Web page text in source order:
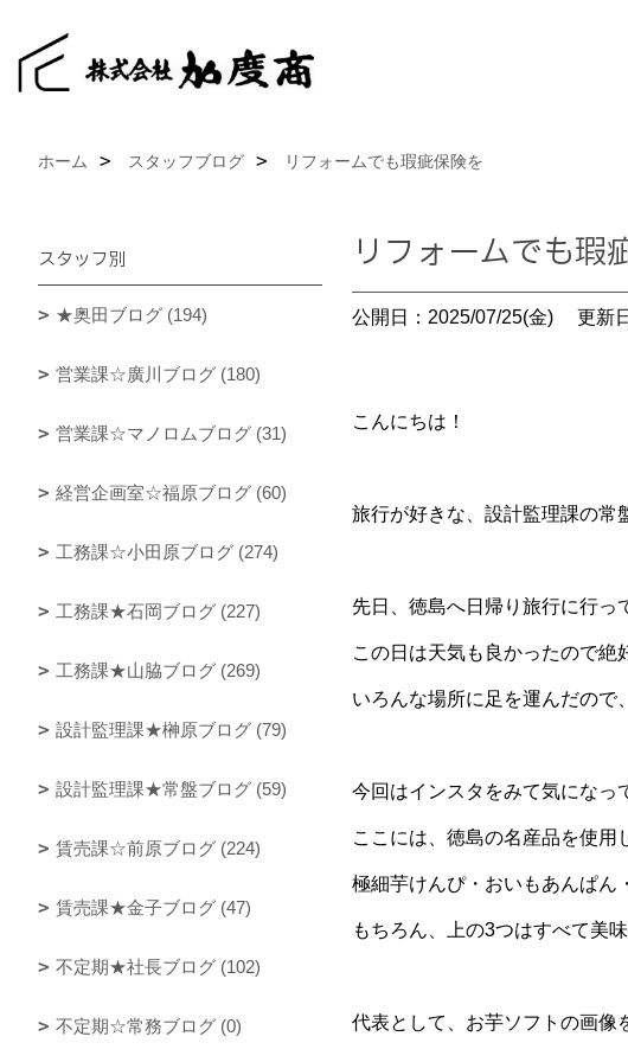
ホーム スタッフブログ リフォームでも瑕疵保険を
リフォームでも瑕
公開日：2025/07/25(金) 更新
こんにちは！
旅行が好きな、設計監理課の常
先日、徳島へ日帰り旅行に行っ
この日は天気も良かったので絶
いろんな場所に足を運んだので
今回はインスタをみて気になっ
ここには、徳島の名産品を使用
極細芋けんぴ・おいもあんぱん
もちろん、上の3つはすべて美
代表として、お芋ソフトの画像
スタッフ別
★奥田ブログ (194)
営業課☆廣川ブログ (180)
営業課☆マノロムブログ (31)
経営企画室☆福原ブログ (60)
工務課☆小田原ブログ (274)
工務課★石岡ブログ (227)
工務課★山脇ブログ (269)
設計監理課★榊原ブログ (79)
設計監理課★常盤ブログ (59)
賃売課☆前原ブログ (224)
賃売課★金子ブログ (47)
不定期★社長ブログ (102)
不定期☆常務ブログ (0)